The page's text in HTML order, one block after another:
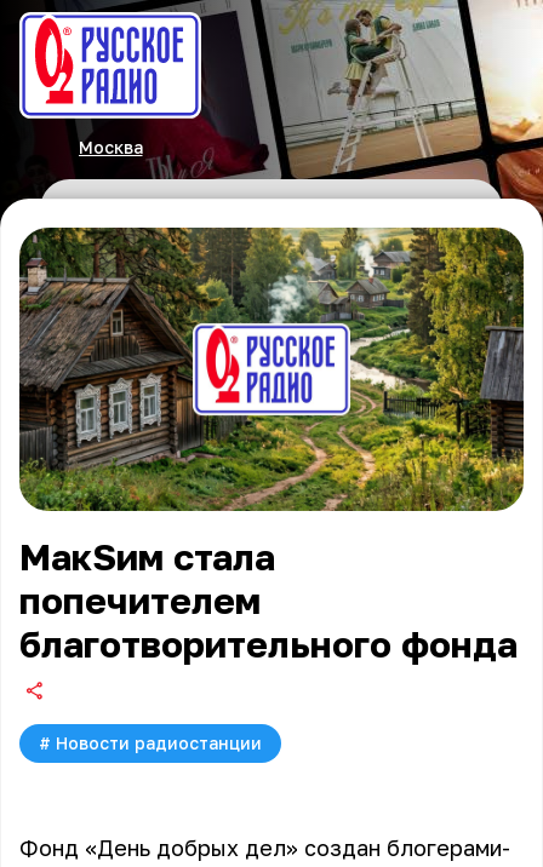
Москва
МакSим стала
попечителем
благотворительного фонда
# Новости радиостанции
Фонд «День добрых дел» создан блогерами-